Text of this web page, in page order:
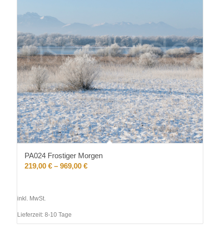
PA024 Frostiger Morgen
219,00 €– 969,00 €
inkl. MwSt.
Lieferzeit: 8-10 Tage